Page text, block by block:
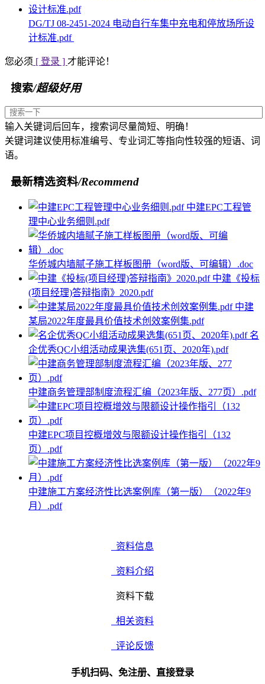
DG/TJ 08-2451-2024 电动自行车集中充电和停放场所设
计标准.pdf
您必须 [ 登录 ] 才能评论！
搜索/超级好用
输入关键词后回车，搜索词尽量简短、明确！
关键词建议使用标准编号、专业词汇等指向性较强的短语、词
语。
最新精选资料/Recommend
中建EPC工程管
理中心业务细则.pdf
华侨城内墙腻子施工样板图册（word版、可编辑）.doc
中建《投标
(项目经理)答辩指南》2020.pdf
中建
某局2022年度最具价值技术创效案例集.pdf
名
企优秀QC小组活动成果选集(651页、2020年).pdf
中建商务管理部制度流程汇编（2023年版、277页）.pdf
中建EPC项目控概增效与限额设计操作指引（132
页）.pdf
中建施工方案经济性比选案例库（第一版）（2022年9
月）.pdf
资料信息
资料介绍
资料下载
相关资料
评论反馈
手机扫码、免注册、直接登录